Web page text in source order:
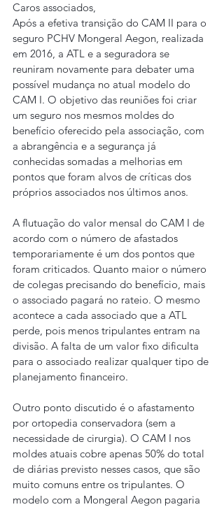
Caros associados,
Após a efetiva transição do CAM II para o
seguro PCHV Mongeral Aegon, realizada
em 2016, a ATL e a seguradora se
reuniram novamente para debater uma
possível mudança no atual modelo do
CAM I. O objetivo das reuniões foi criar
um seguro nos mesmos moldes do
benefício oferecido pela associação, com
a abrangência e a segurança já
conhecidas somadas a melhorias em
pontos que foram alvos de críticas dos
próprios associados nos últimos anos.
A flutuação do valor mensal do CAM I de
acordo com o número de afastados
temporariamente é um dos pontos que
foram criticados. Quanto maior o número
de colegas precisando do benefício, mais
o associado pagará no rateio. O mesmo
acontece a cada associado que a ATL
perde, pois menos tripulantes entram na
divisão. A falta de um valor fixo dificulta
para o associado realizar qualquer tipo de
planejamento financeiro.
Outro ponto discutido é o afastamento
por ortopedia conservadora (sem a
necessidade de cirurgia). O CAM I nos
moldes atuais cobre apenas 50% do total
de diárias previsto nesses casos, que são
muito comuns entre os tripulantes. O
modelo com a Mongeral Aegon pagaria